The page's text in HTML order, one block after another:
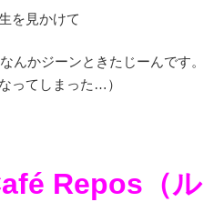
を見かけて
んかジーンときたじーんです。
ってしまった…）
Repos（ル